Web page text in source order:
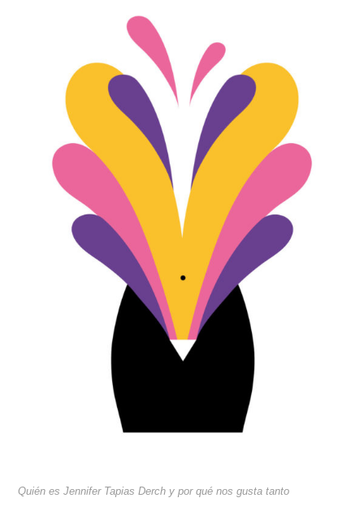
Quién es Jennifer Tapias Derch y por qué nos gusta tanto